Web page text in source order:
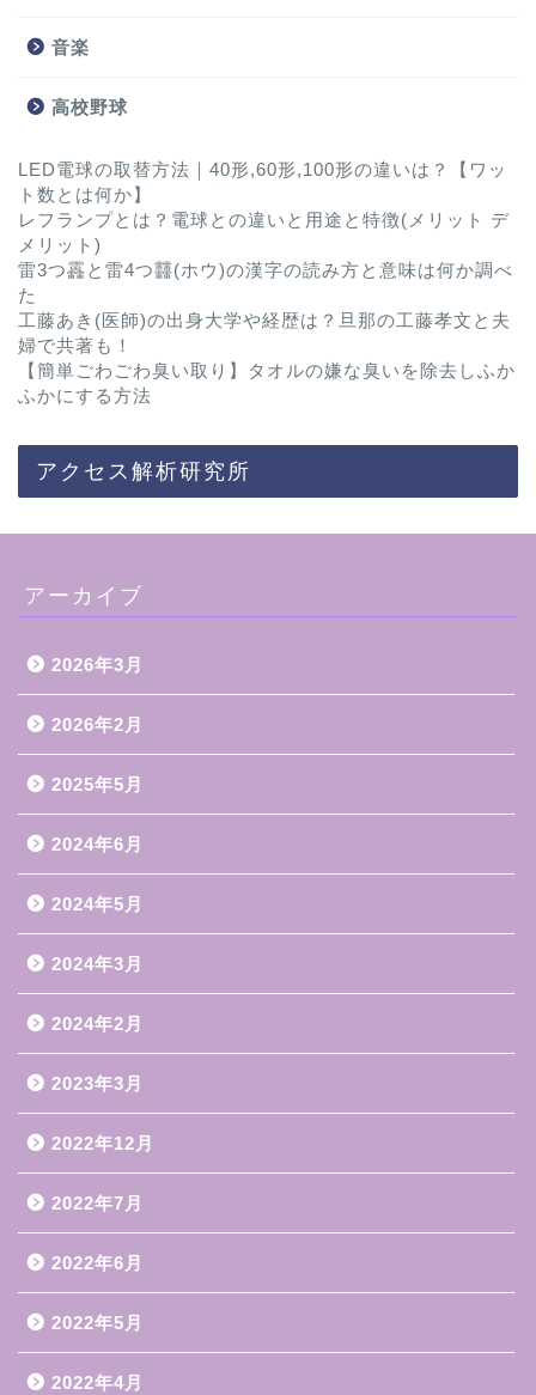
音楽
高校野球
LED電球の取替方法｜40形,60形,100形の違いは？【ワッ
ト数とは何か】
レフランプとは？電球との違いと用途と特徴(メリット デ
メリット)
雷3つ靐と雷4つ䨻(ホウ)の漢字の読み方と意味は何か調べ
た
工藤あき(医師)の出身大学や経歴は？旦那の工藤孝文と夫
婦で共著も！
【簡単ごわごわ臭い取り】タオルの嫌な臭いを除去しふか
ふかにする方法
アクセス解析研究所
アーカイブ
2026年3月
2026年2月
2025年5月
2024年6月
2024年5月
2024年3月
2024年2月
2023年3月
2022年12月
2022年7月
2022年6月
2022年5月
2022年4月